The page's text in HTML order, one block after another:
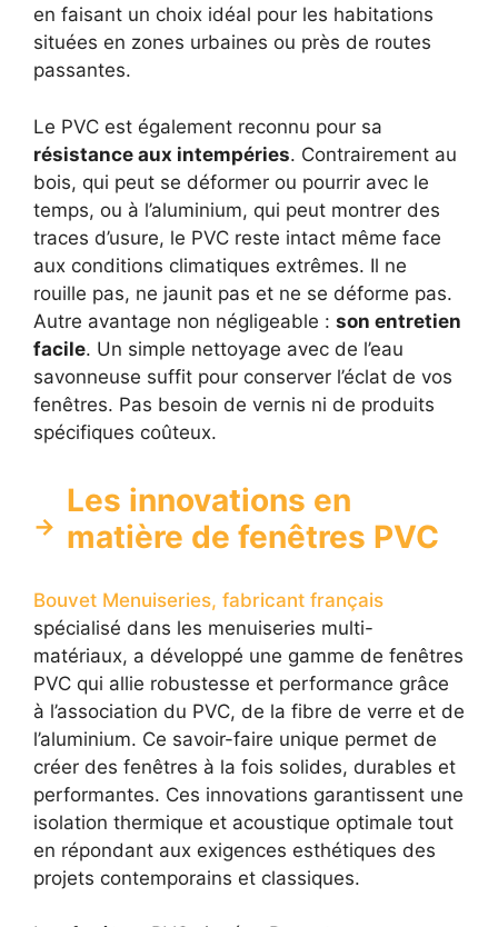
en faisant un choix idéal pour les habitations
situées en zones urbaines ou près de routes
passantes.
Le PVC est également reconnu pour sa
résistance aux intempéries. Contrairement au
bois, qui peut se déformer ou pourrir avec le
temps, ou à l’aluminium, qui peut montrer des
traces d’usure, le PVC reste intact même face
aux conditions climatiques extrêmes. Il ne
rouille pas, ne jaunit pas et ne se déforme pas.
Autre avantage non négligeable : son entretien
facile. Un simple nettoyage avec de l’eau
savonneuse suffit pour conserver l’éclat de vos
fenêtres. Pas besoin de vernis ni de produits
spécifiques coûteux.
Les innovations en
matière de fenêtres PVC
Bouvet Menuiseries, fabricant français
spécialisé dans les menuiseries multi-
matériaux, a développé une gamme de fenêtres
PVC qui allie robustesse et performance grâce
à l’association du PVC, de la fibre de verre et de
l’aluminium. Ce savoir-faire unique permet de
créer des fenêtres à la fois solides, durables et
performantes. Ces innovations garantissent une
isolation thermique et acoustique optimale tout
en répondant aux exigences esthétiques des
projets contemporains et classiques.